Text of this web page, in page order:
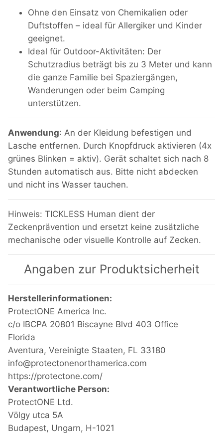
Ohne den Einsatz von Chemikalien oder
Duftstoffen – ideal für Allergiker und Kinder
geeignet.
Ideal für Outdoor-Aktivitäten: Der
Schutzradius beträgt bis zu 3 Meter und kann
die ganze Familie bei Spaziergängen,
Wanderungen oder beim Camping
unterstützen.
Anwendung: An der Kleidung befestigen und
Lasche entfernen. Durch Knopfdruck aktivieren (4x
grünes Blinken = aktiv). Gerät schaltet sich nach 8
Stunden automatisch aus. Bitte nicht abdecken
und nicht ins Wasser tauchen.
Hinweis: TICKLESS Human dient der
Zeckenprävention und ersetzt keine zusätzliche
mechanische oder visuelle Kontrolle auf Zecken.
Angaben zur Produktsicherheit
Herstellerinformationen:
ProtectONE America Inc.
c/o IBCPA 20801 Biscayne Blvd 403 Office
Florida
Aventura, Vereinigte Staaten, FL 33180
info@protectonenorthamerica.com
https://protectone.com/
Verantwortliche Person:
ProtectONE Ltd.
Völgy utca 5A
Budapest, Ungarn, H-1021